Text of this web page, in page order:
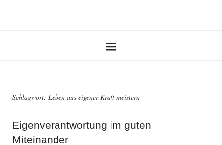
Schlagwort: Leben aus eigener Kraft meistern
Eigenverantwortung im guten
Miteinander